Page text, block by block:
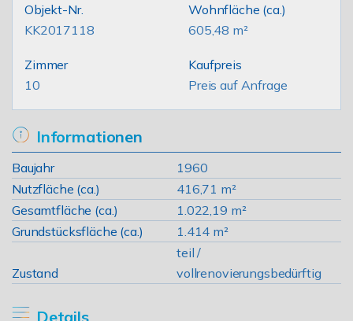
Objekt-Nr.
KK2017118
Wohnfläche (ca.)
605,48 m²
Zimmer
10
Kaufpreis
Preis auf Anfrage
Informationen
Baujahr
1960
Nutzfläche (ca.)
416,71 m²
Gesamtfläche (ca.)
1.022,19 m²
Grundstücksfläche (ca.)
1.414 m²
Zustand
teil /
vollrenovierungsbedürftig
Details